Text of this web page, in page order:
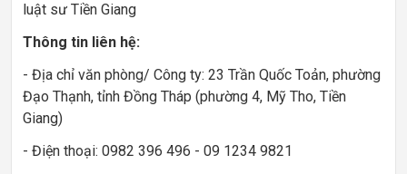
luật sư Tiền Giang
Thông tin liên hệ:
- Địa chỉ văn phòng/ Công ty: 23 Trần Quốc Toản, phường
Đạo Thạnh, tỉnh Đồng Tháp (phường 4, Mỹ Tho, Tiền
Giang)
- Điện thoại: 0982 396 496 - 09 1234 9821